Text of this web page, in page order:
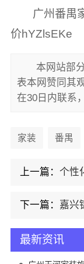
广州番禺
价hYZlsEKe
本网站部
表本网赞同其
在30日内联系
家装 番禺
上一篇：个性
下一篇： 嘉兴锦
最新资讯